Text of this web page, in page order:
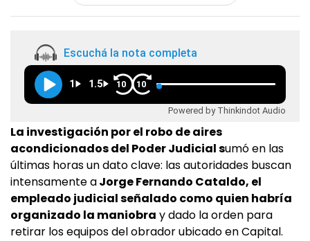
Escuchá la nota completa
1 1.5 10 10
Powered by Thinkindot Audio
La investigación por el robo de aires
acondicionados del Poder Judicial sumó en las
últimas horas un dato clave: las autoridades buscan
intensamente aJorge Fernando Cataldo, el
empleado judicial señalado como quien habría
organizado la maniobra y dado la orden para
retirar los equipos del obrador ubicado en Capital.